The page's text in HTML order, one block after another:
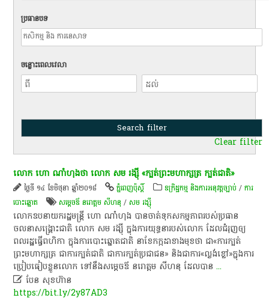
ប្រធានបទ
ចន្លោះពេលវេលា
Clear filter
លោក ហោ ណាំហុងថា លោក​ សម រង្ស៊ី «ក្បត់​ព្រះមហាក្សត្រ ក្បត់​ជាតិ​»
ថ្ងៃទី ១៤ ខែមិថុនា ឆ្នាំ២០១៨ ភ្នំពេញប៉ុស្តិ៍ ឧក្រិដ្ឋកម្ម និងការអនុវត្តច្បាប់ /ការ
បោះឆ្នោត
សម្ដេចឪ នរោត្តម សីហនុ /សម រង្ស៊ី
លោក​ឧបនាយក​រដ្ឋ​មន្ត្រី ហោ ណាំហុង បាន​ចាត់ទុក​សកម្មភាព​របស់​ប្រធាន​
ចលនា​សង្គ្រោះ​ជាតិ​ លោក សម រង្ស៊ី ក្នុង​ការ​យុទ្ធនា​របស់លោក​ ដែល​ជំរុញ​ឲ្យ​
ពលរដ្ឋ​ធ្វើពហិកា​ ក្នុងការ​បោះឆ្នោតជាតិ​ នា​ខែកក្កដា​ខាងមុខ​ថា ​ជា«ការ​ក្បត់​
ព្រះមហា​​ក្សត្រ ជាការ​ក្បត់​ជាតិ ជាការ​ក្បត់​ប្រជាជន» និង​ជា​ការ«ល្ងង់​ខ្លៅ»ក្នុងការ​
ប្រៀប​ធៀប​ខ្លួន​លោក​ ទៅនឹង​សម្ដេចឪ នរោត្តម សីហនុ ដែល​បាន...
 បែន សុខហ៊ាន
https://bit.ly/2y87AD3